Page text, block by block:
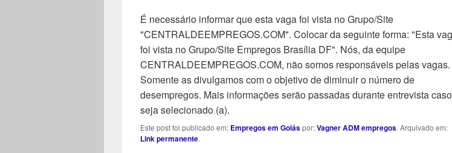
É necessário informar que esta vaga foi vista no Grupo/Site
"CENTRALDEEMPREGOS.COM". Colocar da seguinte forma: "Esta
foi vista no Grupo/Site Empregos Brasília DF". Nós, da equipe
CENTRALDEEMPREGOS.COM, não somos responsáveis pelas vagas.
Somente as divulgamos com o objetivo de diminuir o número de
desempregos. Mais informações serão passadas durante entrevista caso
seja selecionado (a).
Este post foi publicado em: Empregos em Goiáspor:Vagner ADM empregos. Arquivado em:
Link permanente.